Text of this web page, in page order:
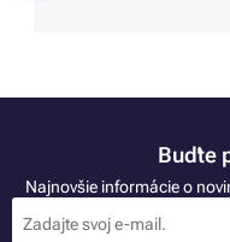
Buďte
Najnovšie informácie o